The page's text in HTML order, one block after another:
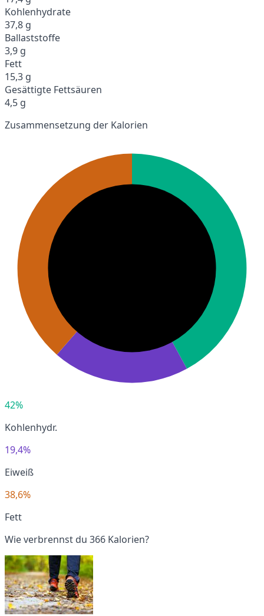
Kohlenhydrate
37,8 g
Ballaststoffe
3,9 g
Fett
15,3 g
Gesättigte Fettsäuren
4,5 g
Zusammensetzung der Kalorien
42%
Kohlenhydr.
19,4%
Eiweiß
38,6%
Fett
Wie verbrennst du 366 Kalorien?